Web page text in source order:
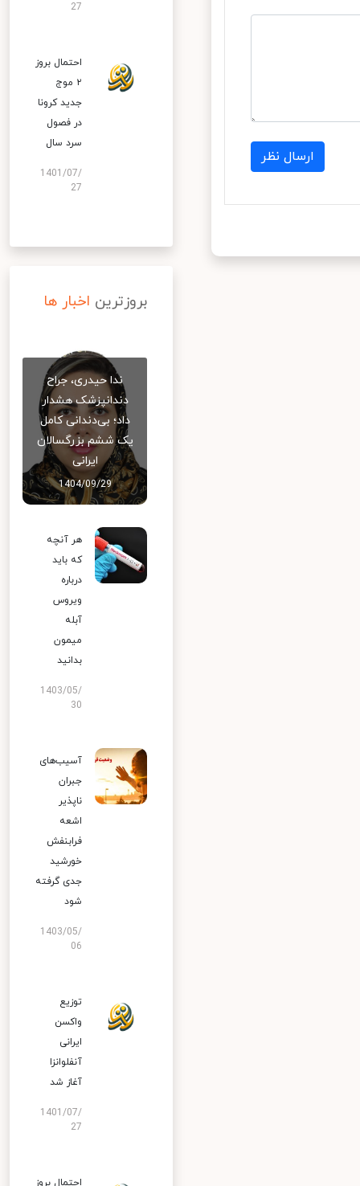
ارسال نظر
27
احتمال بروز
۲ موج
جدید کرونا
در فصول
سرد سال
1401/07/
27
بروزترین اخبار ها
ندا حیدری، جراح
دندانپزشک هشدار
داد؛ بی‌دندانی کامل
یک ششم بزرگسالان
ایرانی
1404/09/29
هر آنچه
که باید
درباره
ویروس
آبله
میمون
بدانید
1403/05/
30
آسیب‌های
جبران
ناپذیر
اشعه
فرابنفش
خورشید
جدی گرفته
شود
1403/05/
06
توزیع
واکسن
ایرانی
آنفلوانزا
آغاز شد
1401/07/
27
احتمال بروز